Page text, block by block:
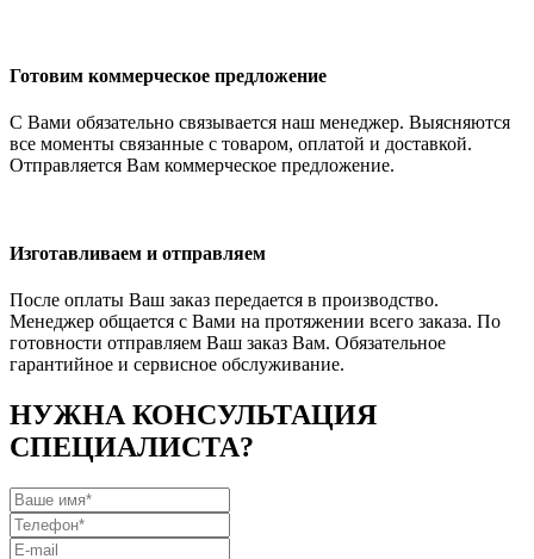
Готовим коммерческое предложение
С Вами обязательно связывается наш менеджер. Выясняются
все моменты связанные с товаром, оплатой и доставкой.
Отправляется Вам коммерческое предложение.
Изготавливаем и отправляем
После оплаты Ваш заказ передается в производство.
Менеджер общается с Вами на протяжении всего заказа. По
готовности отправляем Ваш заказ Вам. Обязательное
гарантийное и сервисное обслуживание.
НУЖНА КОНСУЛЬТАЦИЯ
СПЕЦИАЛИСТА?